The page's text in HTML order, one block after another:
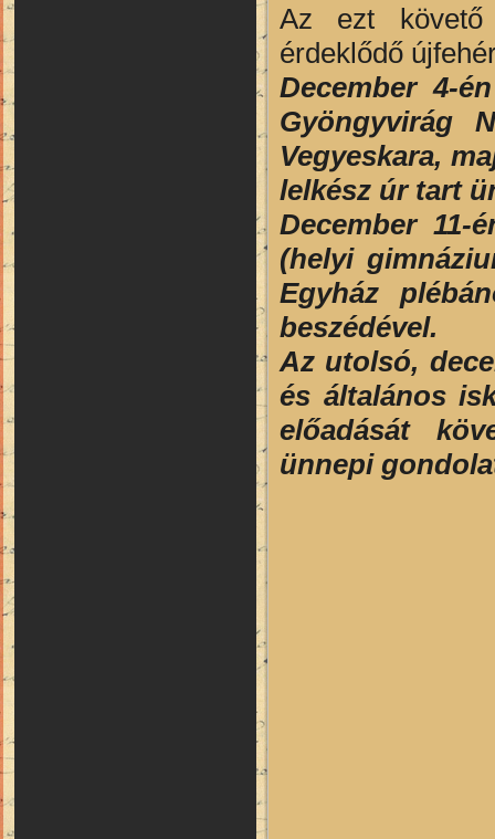
Az ezt követő
érdeklődő
December 4-
Gyöngyvirág
Vegyeskara,
lelkész úr tart
December 11-
(helyi
Egyház
beszédével.
Az utolsó,
és általános
előadását
ünnepi